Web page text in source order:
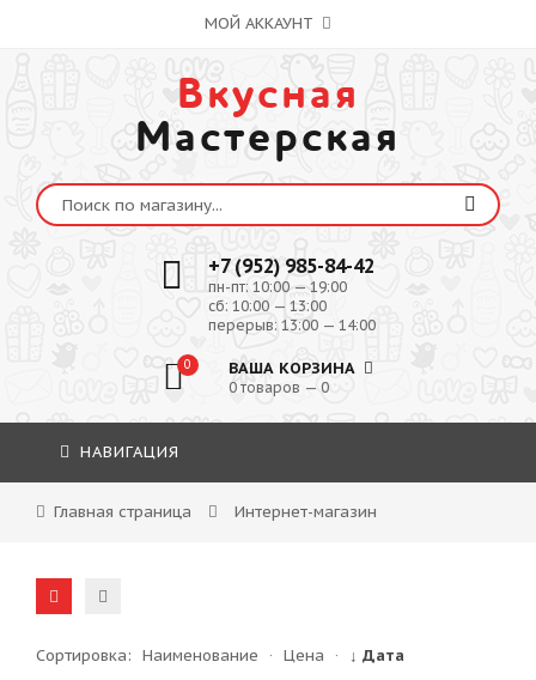
МОЙ АККАУНТ
Вкусная
Мастерская
+7 (952) 985-84-42
пн-пт: 10:00 — 19:00
сб: 10:00 — 13:00
перерыв: 13:00 — 14:00
0 ВАША КОРЗИНА
0 товаров — 0
НАВИГАЦИЯ
Главная страница Интернет-магазин
Сортировка: Наименование · Цена ·
↓ Дата